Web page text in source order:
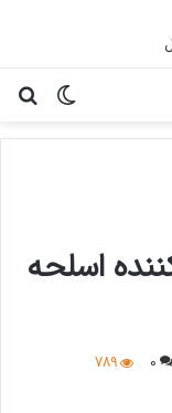
تغییر
اسلحه
0
789